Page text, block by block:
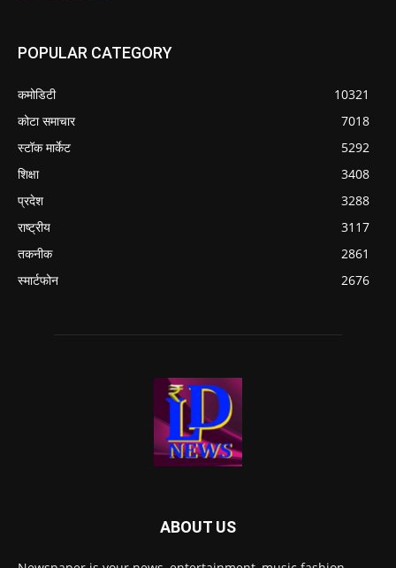
POPULAR CATEGORY
कमोडिटी
10321
कोटा समाचार
7018
स्टॉक मार्केट
5292
शिक्षा
3408
प्रदेश
3288
राष्ट्रीय
3117
तकनीक
2861
स्मार्टफोन
2676
ABOUT US